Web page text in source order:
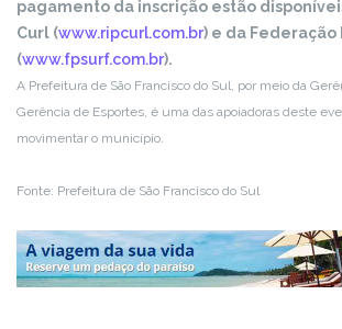
pagamento da inscrição estão
Curl (www.ripcurl.com.br) e da
(www.fpsurf.com.br).
A Prefeitura de São Francisco do Sul, por meio da
Gerência de Esportes, é uma das apoiadoras deste
movimentar o município.
Fonte: Prefeitura de São Francisco do Sul